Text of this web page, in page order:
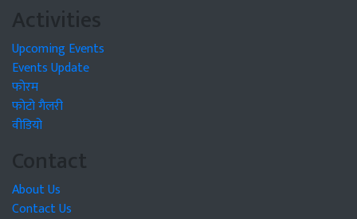
Activities
Upcoming Events
Events Update
फोरम
फोटो गैलरी
वीडियो
Contact
About Us
Contact Us